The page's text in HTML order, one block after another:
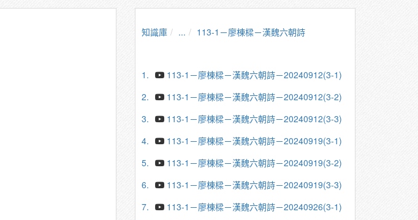
知識庫 ... 113-1－廖棟樑－漢魏六朝詩
1.
113-1－廖棟樑－漢魏六朝詩－20240912(3-1)
2.
113-1－廖棟樑－漢魏六朝詩－20240912(3-2)
3.
113-1－廖棟樑－漢魏六朝詩－20240912(3-3)
4.
113-1－廖棟樑－漢魏六朝詩－20240919(3-1)
5.
113-1－廖棟樑－漢魏六朝詩－20240919(3-2)
6.
113-1－廖棟樑－漢魏六朝詩－20240919(3-3)
7.
113-1－廖棟樑－漢魏六朝詩－20240926(3-1)